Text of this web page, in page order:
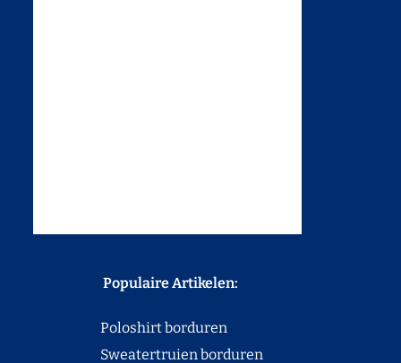
Populaire Artikelen:
Poloshirt borduren
Sweatertruien borduren